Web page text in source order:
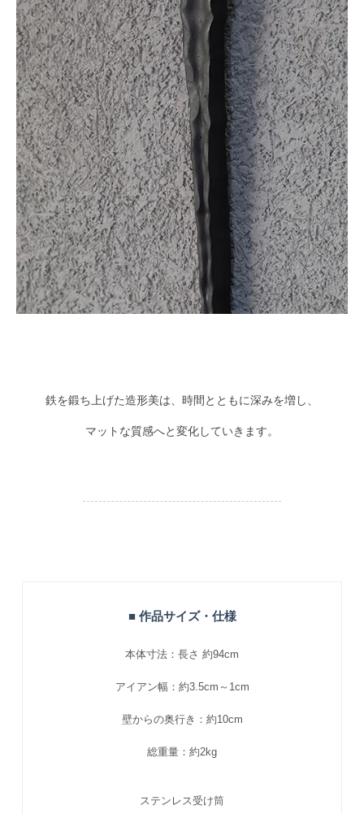
鉄を鍛ち上げた造形美は、時間とともに深みを増し、
マットな質感へと変化していきます。
■ 作品サイズ・仕様
本体寸法：長さ 約94cm
アイアン幅：約3.5cm～1cm
壁からの奥行き：約10cm
総重量：約2kg
ステンレス受け筒